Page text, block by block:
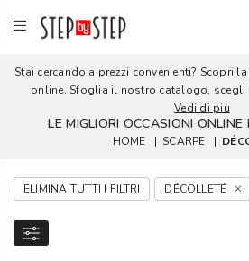
Stai cercando a prezzi convenienti? Scopri
online. Sfoglia il nostro catalogo,
Vedi di più
LE MIGLIORI OCCASIONI ONLINE
HOME | SCARPE |
ELIMINA TUTTI I FILTRI DÉCOLLETÉ